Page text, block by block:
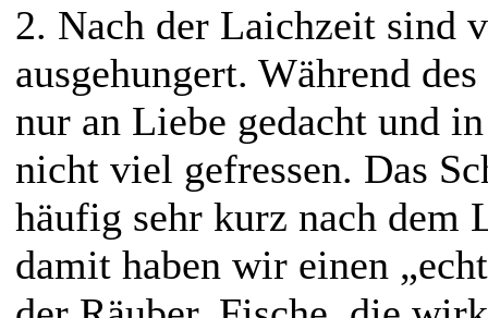
2. Nach der Laichzeit sind
ausgehungert. Während
nur an Liebe gedacht und
nicht viel gefressen. Das
häufig sehr kurz nach dem
damit haben wir einen